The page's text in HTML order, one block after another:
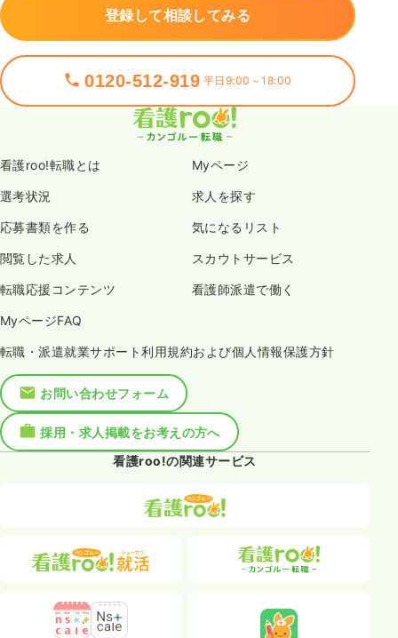
登録して相談してみる
0120-512-919 平日9:00～18:00
看護roo!転職とは Myページ
選考状況 求人を探す
応募書類を作る 気になるリスト
閲覧した求人 スカウトサービス
転職応援コンテンツ 看護師派遣で働く
MyページFAQ
転職・派遣就業サポート利用規約および個人情報保護方針
お問い合わせフォーム
採用・求人掲載をお考えの方へ
看護roo!の関連サービス